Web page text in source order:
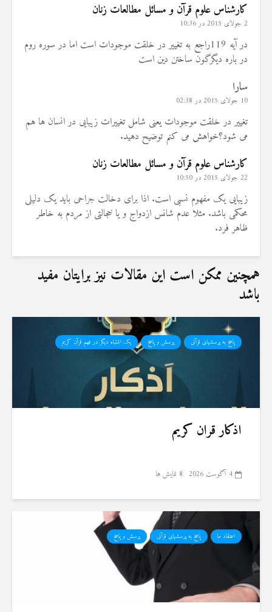
کارشناس علوم قرآن و مسائل مطالعات زنان
2 جولای 2015 در 10:36
در آیه 119راجع به تغییر در خلقت موجودات است اما در سوره روم
در باره دیگرگون ساختن دین است
سارا
10 جولای 2015 در 02:38
تغيير در خلقت موجودات يعنى شامل تغييرات زيبايى در انسان ها هم
مى شود؟خواهش مى كنم توضيح دهيد.
کارشناس علوم قرآن و مسائل مطالعات زنان
22 جولای 2015 در 10:50
زیبایی یک مفهوم نسبی است. اذا برای دخالت جراحی باید یک دلیلی
محکمی باشد. مثلا عدم شانس ازدواج و یا خجالتی از مردم به خاطر
ظاهر فرد.
همچنین ممکن است این مقالات نیز برایتان مفید
باشد
پاسخ به پرسشهای قرآنی پرسش و پاسخ یک اشتباه دیگر در فهم قرآن کریم
اذکار قران کریم
4 آگوست 2026 8 نمایش ها
اعتقاد ما پاسخ به پرسشهای قرآنی پرسش و پاسخ